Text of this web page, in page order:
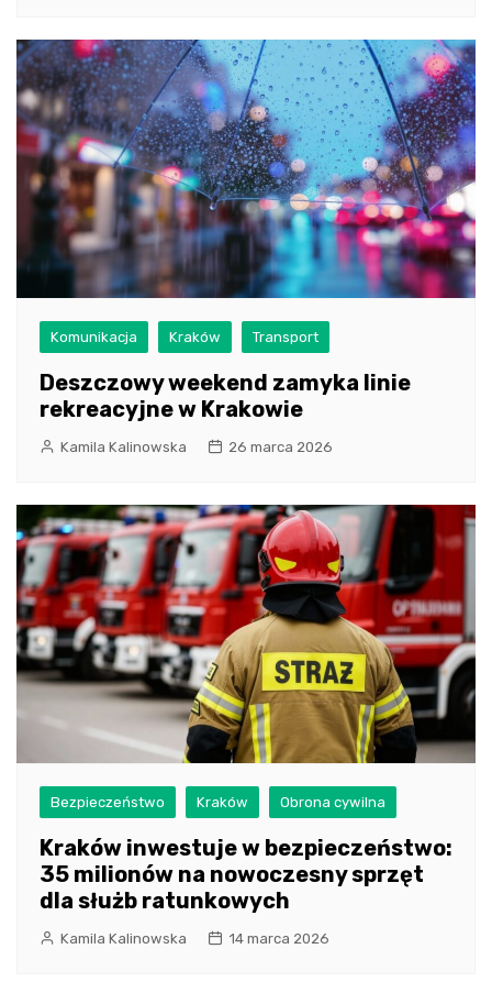
Komunikacja Kraków Transport
Deszczowy weekend zamyka linie
rekreacyjne w Krakowie
Kamila Kalinowska 26 marca 2026
Bezpieczeństwo Kraków Obrona cywilna
Kraków inwestuje w bezpieczeństwo:
35 milionów na nowoczesny sprzęt
dla służb ratunkowych
Kamila Kalinowska 14 marca 2026